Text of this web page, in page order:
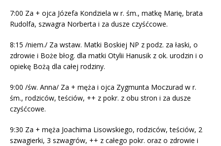
7:00 Za + ojca Józefa Kondziela w r. śm., matkę Marię, brata
Rudolfa, szwagra Norberta i za dusze czyśćcowe.
8:15 /niem./ Za wstaw. Matki Boskiej NP z podz. za łaski, o
zdrowie i Boże błog. dla matki Otylii Hanusik z ok. urodzin i o
opiekę Bożą dla całej rodziny.
9:00 /św. Anna/ Za + męża i ojca Zygmunta Moczurad w r.
śm., rodziców, teściów, ++ z pokr. z obu stron i za dusze
czyśćcowe.
9:30 Za + męża Joachima Lisowskiego, rodziców, teściów, 2
szwagierki, 3 szwagrów, ++ z całego pokr. oraz o zdrowie i